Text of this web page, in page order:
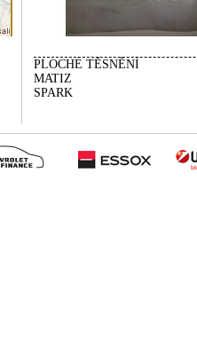
PLOCHÉ TĚSNĚNÍ
MATIZ
SPARK